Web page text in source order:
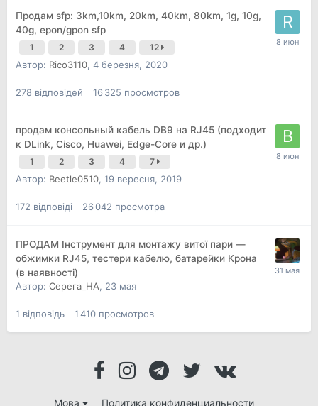
Продам sfp: 3km,10km, 20km, 40km, 80km, 1g, 10g,
40g, epon/gpon sfp
1 2 3 4 12
Автор: Rico3110, 4 березня, 2020
278 відповідей 16 325 просмотров
продам консольный кабель DB9 на RJ45 (подходит
к DLink, Cisco, Huawei, Edge-Core и др.)
1 2 3 4 7
Автор: Beetle0510, 19 вересня, 2019
172 відповіді 26 042 просмотра
ПРОДАМ Інструмент для монтажу витої пари —
обжимки RJ45, тестери кабелю, батарейки Крона
(в наявності)
Автор: Серега_НА, 23 мая
1 відповідь 1 410 просмотров
Мова Политика конфиденциальности